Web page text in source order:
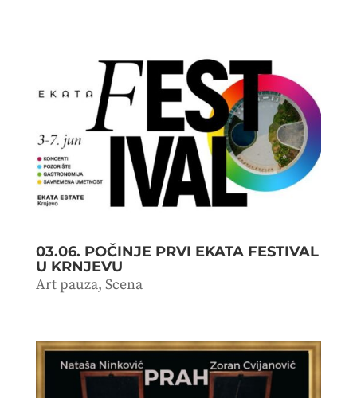
03.06. POČINJE PRVI EKATA FESTIVAL
U KRNJEVU
Art pauza, Scena